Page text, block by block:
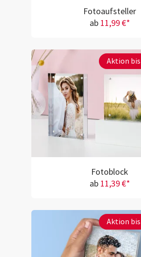
Fotoaufsteller
ab 11,99 €*
Aktion bis
Fotoblock
ab 11,39 €*
Aktion bis